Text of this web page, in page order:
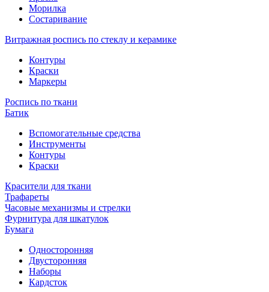
Морилка
Состаривание
Витражная роспись по стеклу и керамике
Контуры
Краски
Маркеры
Роспись по ткани
Батик
Вспомогательные средства
Инструменты
Контуры
Краски
Красители для ткани
Трафареты
Часовые механизмы и стрелки
Фурнитура для шкатулок
Бумага
Односторонняя
Двусторонняя
Наборы
Кардсток